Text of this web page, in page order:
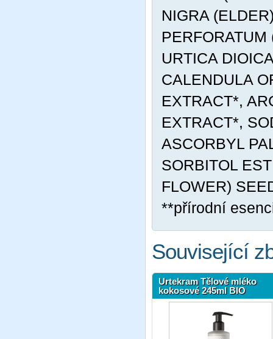
NIGRA
PERFORATUM
URTICA
CALENDULA
EXTRACT*,
EXTRACT*,
ASCORBYL
SORBITOL
FLOWER)
**přírodní
Související
Urtekram Tělové mléko
kokosové 245ml BIO